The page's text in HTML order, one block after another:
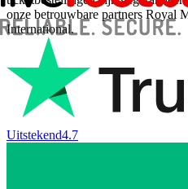
onze betrouwbare partners Royal
International.
Uitstekend4.7